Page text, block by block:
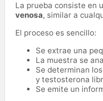
La prueba consiste en
venosa, similar a
El proceso es sencillo:
Se extrae una
La muestra se
Se determinan
y testosterona
Se emite un